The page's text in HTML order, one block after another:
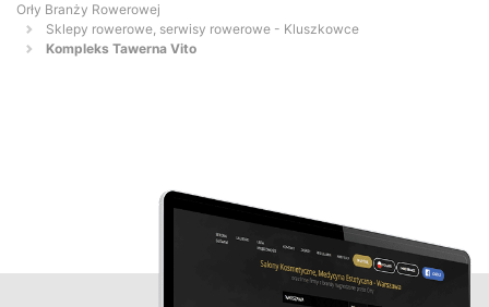
Orły Branży Rowerowej
Sklepy rowerowe, serwisy rowerowe - Kluszkowce
Kompleks Tawerna Vito